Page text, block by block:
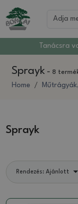
Tanácsra
Sprayk - 8
Home
Sprayk
Rendezés: Ajánlott